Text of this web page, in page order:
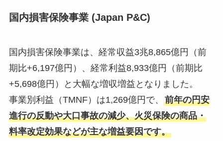
国内損害保険事業 (Japan P&C)
国内損害保険事業は、経常収益3兆8,865億円（前
期比+6,197億円）、経常利益8,933億円（前期比
+5,698億円）と大幅な増収増益となりました。
事業別利益（TMNF）は1,269億円で、 前年の円安
進行の反動や大口事故の減少、火災保険の商品・
料率改定効果などが主な増益要因です。